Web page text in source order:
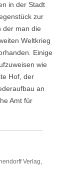
in der Stadt
zur
der man die
Weltkrieg
Einige
wie
Hof, der
an
Amt für
Verlag,